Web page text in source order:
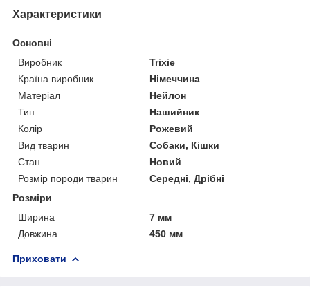
Характеристики
Основні
Виробник
Trixie
Країна виробник
Німеччина
Матеріал
Нейлон
Тип
Нашийник
Колір
Рожевий
Вид тварин
Собаки, Кішки
Стан
Новий
Розмір породи тварин
Середні, Дрібні
Розміри
Ширина
7 мм
Довжина
450 мм
Приховати